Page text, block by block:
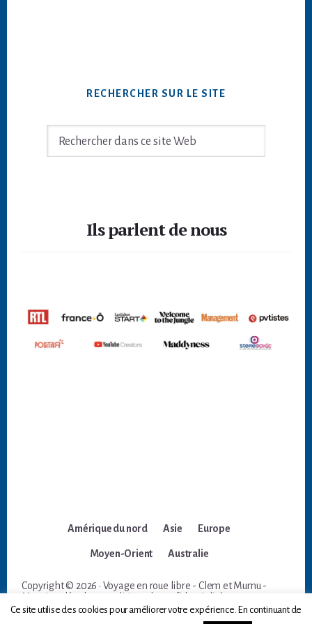
RECHERCHER SUR LE SITE
Rechercher
Ils parlent de nous
Amérique du nord Asie Europe
Moyen-Orient Australie
Copyright © 2026 · Voyage en roue libre - Clem et Mumu -
Mentions légales et politique de confidentialité
Ce site utilise des cookies pour améliorer votre expérience. En continuant de